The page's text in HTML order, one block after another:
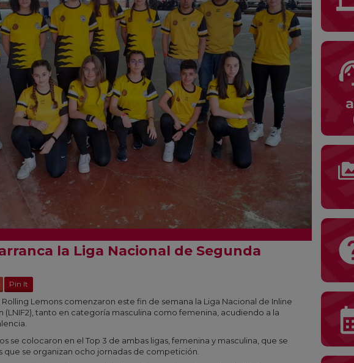
la Liga Nacional de Segunda
Pin It
Lemons comenzaron este fin de semana la Liga Nacional de Inline
(LNIF2), tanto en categoría masculina como femenina, acudiendo a la
se colocaron en el Top 3 de ambas ligas, femenina y masculina, que se
que se organizan ocho jornadas de competición.